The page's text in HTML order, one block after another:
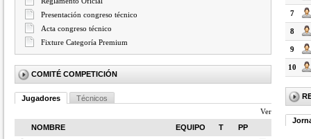
Presentación congreso técnico
Acta congreso técnico
Fixture Categoría Premium
COMITÉ COMPETICIÓN
Jugadores
Técnicos
Ver
NOMBRE
EQUIPO T PP
7
8
9
10